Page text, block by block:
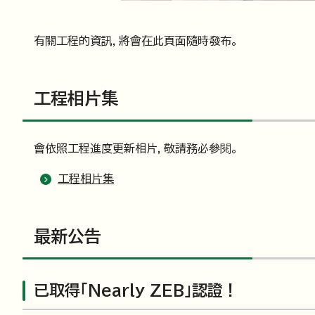
有關工程的資訊，將會在此頁面隨時發布。
工程相片集
會依照工程進度更新相片，敬請務必參閱。
工程相片集
最新公告
已取得「Nearly ZEB」認證！